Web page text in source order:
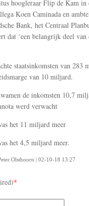
hoogleraar Flip de Kam
Koen Caminada en
Bank, het Centraal
dat ‘een belangrijk deel
staatsinkomsten van 283
van 10 miljard.
de inkomsten 10,7
werd verwacht
het 11 miljard meer
het 4,5 miljard meer.
Olsthoorn | 02-10-18 13:27
*